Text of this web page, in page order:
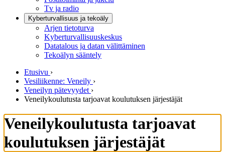
Tv ja radio
Kyberturvallisuus ja tekoäly
Arjen tietoturva
Kyberturvallisuuskeskus
Datatalous ja datan välittäminen
Tekoälyn sääntely
Etusivu ›
Vesiliikenne: Veneily ›
Veneilyn pätevyydet ›
Veneilykoulutusta tarjoavat koulutuksen järjestäjät
Veneilykoulutusta tarjoavat
koulutuksen järjestäjät